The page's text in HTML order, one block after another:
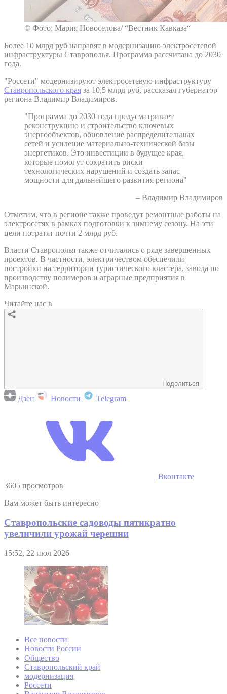
© Фото: Мария Новоселова/ “Вестник Кавказа“
Более 10 млрд руб направят в модернизацию электросетевой
инфраструктуры Ставрополья. Программа рассчитана до 2030
года.
"Россети" модернизируют электросетевую инфраструктуру
Ставропольского края за 10,5 млрд руб, рассказал губернатор
региона Владимир Владимиров.
"Программа до 2030 года предусматривает
реконструкцию и строительство ключевых
энергообъектов, обновление распределительных
сетей и усиление материально-технической базы
энергетиков. Это инвестиции в будущее края,
которые помогут сократить риски
технологических нарушений и создать запас
мощности для дальнейшего развития региона"
– Владимир Владимиров
Отметим, что в регионе также проведут ремонтные работы на
электросетях в рамках подготовки к зимнему сезону. На эти
цели потратят почти 2 млрд руб.
Власти Ставрополья также отчитались о ряде завершенных
проектов. В частности, электричеством обеспечили
постройки на территории туристического кластера, завода по
производству полимеров и аграрные предприятия в
Марьинской.
Читайте нас в
Поделиться
Дзен Новости Telegram
Вконтакте
3605 просмотров
Вам может быть интересно
Ставропольские садоводы пятикратно
увеличили урожай черешни
15:52, 22 июл 2026
Все новости
Новости России
Общество
Ставропольский край
модернизация
Россети